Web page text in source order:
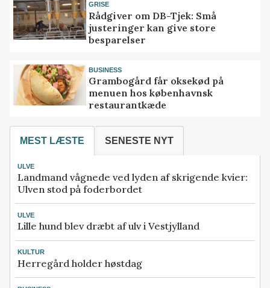
GRISE
Rådgiver om DB-Tjek: Små
justeringer kan give store
besparelser
BUSINESS
Grambogård får oksekød på
menuen hos københavnsk
restaurantkæde
MEST LÆSTE SENESTE NYT
ULVE
Landmand vågnede ved lyden af skrigende kvier:
Ulven stod på foderbordet
ULVE
Lille hund blev dræbt af ulv i Vestjylland
KULTUR
Herregård holder høstdag